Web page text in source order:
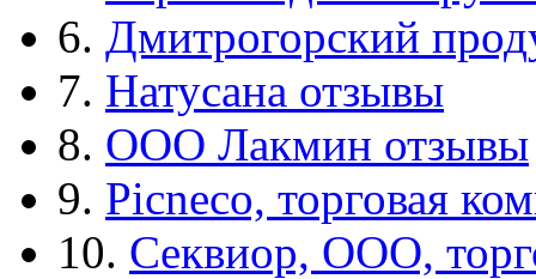
6. Дмитрогорский
7. Натусана отзывы
8. ООО Лакмин отзывы
9. Picneco, торговая
10. Секвиор, ООО,